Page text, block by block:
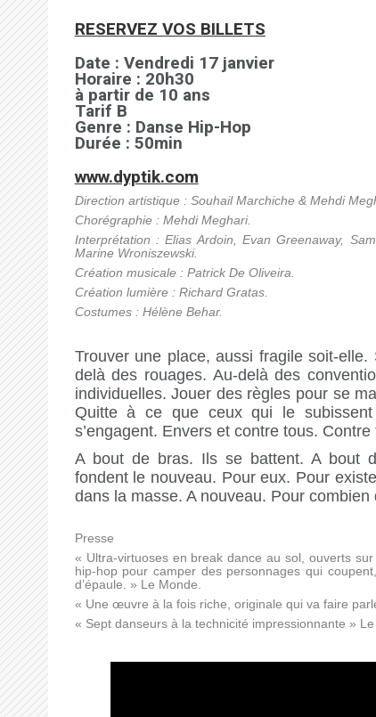
RESERVEZ VOS BILLETS
Date : Vendredi 17 janvier
Horaire : 20h30
à partir de 10 ans
Tarif B
Genre : Danse Hip-Hop
Durée : 50min
www.dyptik.com
Direction artistique : Souhail Marchiche & Mehdi
Chorégraphie : Mehdi Meghari.
Interprétation : Elias Ardoin, Evan Greenaway,
Marine Wroniszewski.
Création musicale : Patrick De Oliveira.
Création lumière : Richard Gratas.
Costumes : Hélène Behar.
Trouver une place, aussi fragile soit-
delà des rouages. Au-delà des
individuelles. Jouer des règles pour se
Quitte à ce que ceux qui le
s’engagent. Envers et contre tous. Contre
A bout de bras. Ils se battent. A bout
fondent le nouveau. Pour eux. Pour
dans la masse. A nouveau. Pour combien
Presse
« Ultra-virtuoses en break dance au sol, ouverts
hip-hop pour camper des personnages qui
d’épaule. » Le Monde.
« Une œuvre à la fois riche, originale qui va faire
« Sept danseurs à la technicité impressionnante » Le